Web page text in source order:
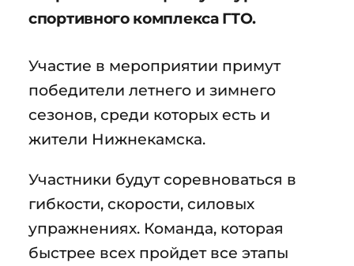
спортивного комплекса ГТО.
Участие в мероприятии примут
победители летнего и зимнего
сезонов, среди которых есть и
жители Нижнекамска.
Участники будут соревноваться в
гибкости, скорости, силовых
упражнениях. Команда, которая
быстрее всех пройдет все этапы